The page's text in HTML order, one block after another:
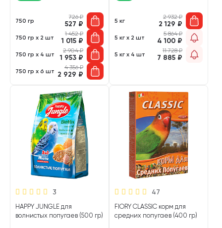
750 гр
726₽
527 ₽
750 гр х 2 шт
1 452₽
1 015 ₽
750 гр х 4 шт
2 904₽
1 953 ₽
750 гр х 6 шт
4 356₽
2 929 ₽
5 кг
2 932₽
2 129 ₽
5 кг х 2 шт
5 864₽
4 100 ₽
5 кг х 4 шт
11 728₽
7 885 ₽
3
HAPPY JUNGLE для
волнистых попугаев (500 гр)
47
FIORY CLASSIC корм для
средних попугаев (400 гр)